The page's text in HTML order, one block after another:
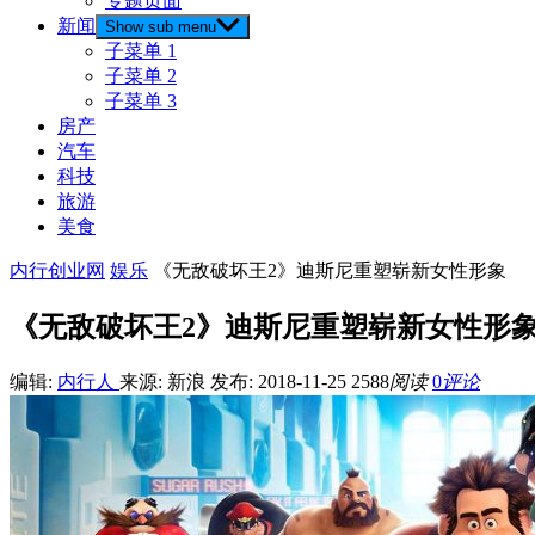
新闻
Show sub menu
子菜单 1
子菜单 2
子菜单 3
房产
汽车
科技
旅游
美食
内行创业网 娱乐 《无敌破坏王2》迪斯尼重塑崭新女性形象
《无敌破坏王2》迪斯尼重塑崭新女性形
编辑: 内行人 来源: 新浪 发布: 2018-11-25 2588阅读 0评论